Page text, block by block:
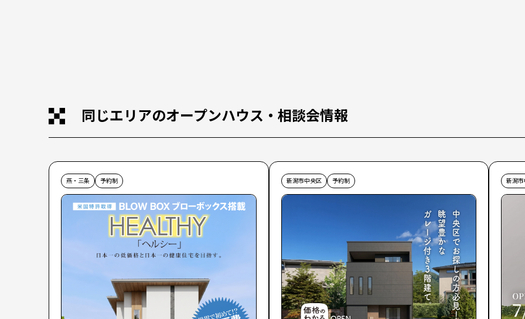
同じエリアのオープンハウス・相談会情報
燕・三条 予約制 新潟市中央区 予約制 新潟